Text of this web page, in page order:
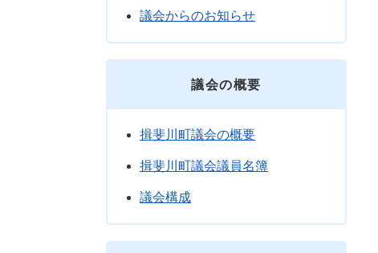
議会からのお知らせ
議会の概要
揖斐川町議会の概要
揖斐川町議会議員名簿
議会構成